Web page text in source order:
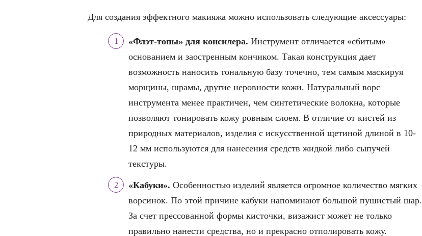
Для создания эффектного макияжа можно использовать следующие аксессуары:
«Флэт-топы» для консилера. Инструмент отличается «сбитым»
основанием и заостренным кончиком. Такая конструкция дает
возможность наносить тональную базу точечно, тем самым маскируя
морщины, шрамы, другие неровности кожи. Натуральный ворс
инструмента менее практичен, чем синтетические волокна, которые
позволяют тонировать кожу ровным слоем. В отличие от кистей из
природных материалов, изделия с искусственной щетиной длиной в 10-
12 мм используются для нанесения средств жидкой либо сыпучей
текстуры.
«Кабуки». Особенностью изделий является огромное количество мягких
ворсинок. По этой причине кабуки напоминают большой пушистый шар.
За счет прессованной формы кисточки, визажист может не только
правильно нанести средства, но и прекрасно отполировать кожу.